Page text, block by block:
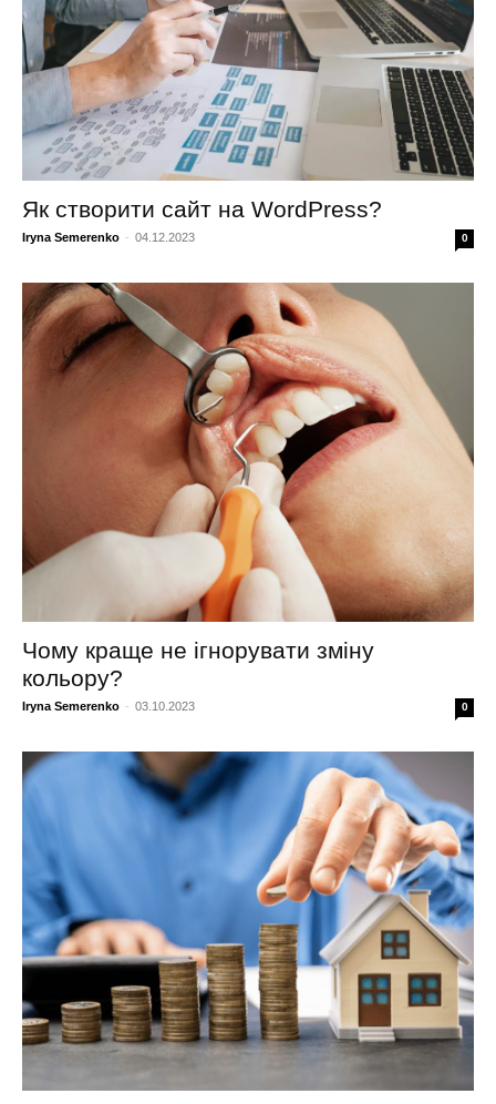
Як створити сайт на WordPress?
Iryna Semerenko - 04.12.2023 0
Чому краще не ігнорувати зміну
кольору?
Iryna Semerenko - 03.10.2023 0